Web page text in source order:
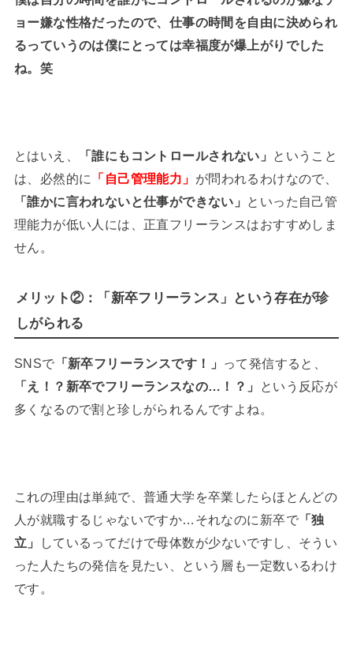
ョー嫌な性格だったので、仕事の時間を自由に決められ
るっていうのは僕にとっては幸福度が爆上がりでした
ね。笑
とはいえ、 「誰にもコントロールされない」
ということ
は、必然的に
「自己管理能力」 が問われるわけなので、
「誰かに言われないと仕事ができない」 といった自己管
理能力が低い人には、正直フリーランスはおすすめしま
せん。
メリット②：「新卒フリーランス」という存在が珍
しがられる
SNSで 「新卒フリーランスです！」
って発信すると、
「え！？新卒でフリーランスなの…！？」
という反応が
多くなるので割と珍しがられるんですよね。
これの理由は単純で、普通大学を卒業したらほとんどの
人が就職するじゃないですか…それなのに新卒で「独
立」
しているってだけで母体数が少ないですし、そうい
った人たちの発信を見たい、という層も一定数いるわけ
です。